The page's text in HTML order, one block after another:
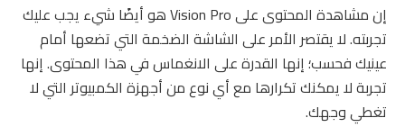
إن مشاهدة المحتوى على Vision Pro هو أيضًا شيء يجب عليك
تجربته. لا يقتصر الأمر على الشاشة الضخمة التي تضعها أمام
عينيك فحسب؛ إنها القدرة على الانغماس في هذا المحتوى. إنها
تجربة لا يمكنك تكرارها مع أي نوع من أجهزة الكمبيوتر التي لا
تغطي وجهك.